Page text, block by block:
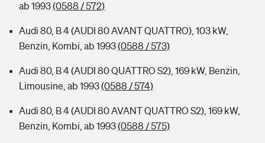
ab 1993(0588 / 572)
Audi 80, B 4 (AUDI 80 AVANT QUATTRO), 103 kW,
Benzin, Kombi, ab 1993(0588 / 573)
Audi 80, B 4 (AUDI 80 QUATTRO S2), 169 kW, Benzin,
Limousine, ab 1993(0588 / 574)
Audi 80, B 4 (AUDI 80 AVANT QUATTRO S2), 169 kW,
Benzin, Kombi, ab 1993(0588 / 575)